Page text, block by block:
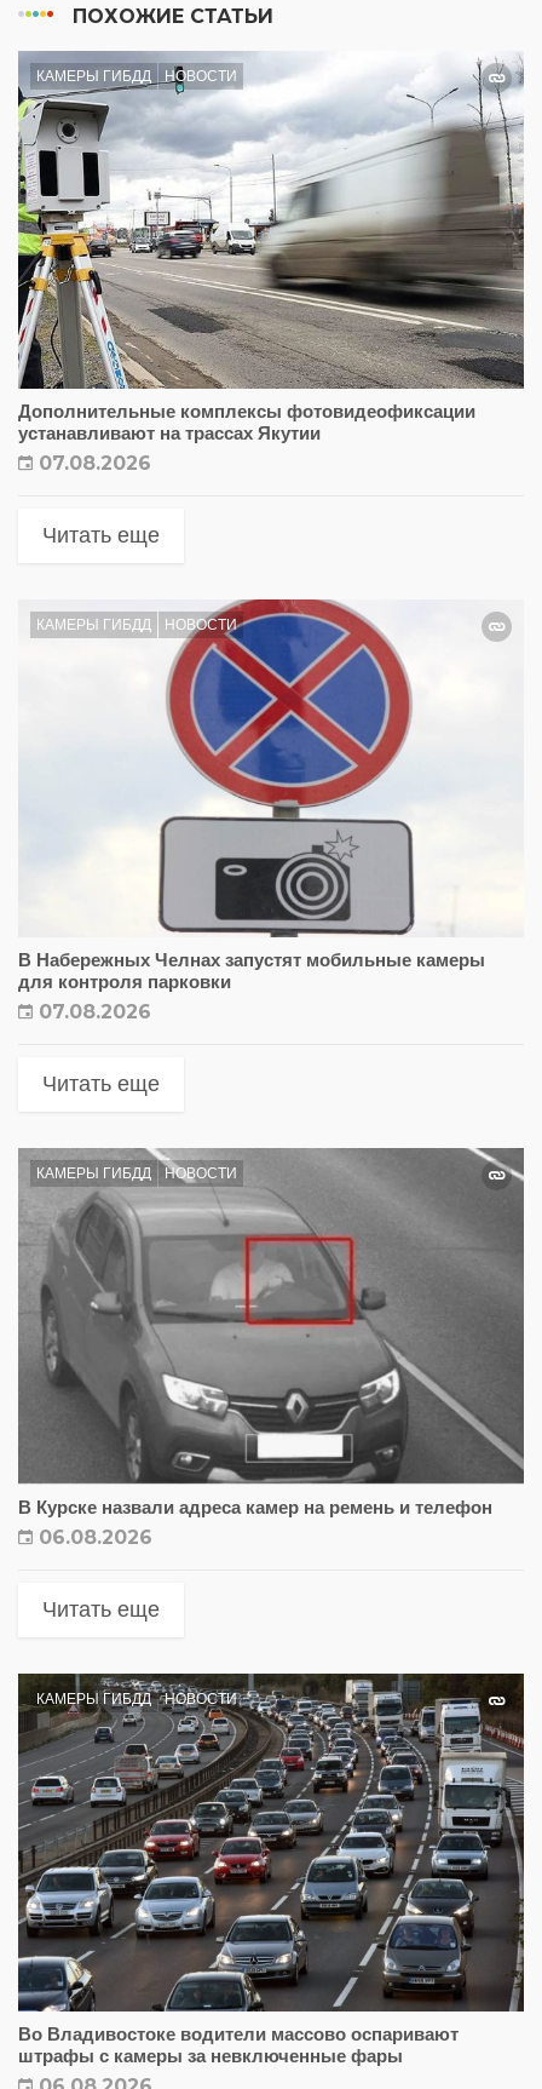
ПОХОЖИЕ СТАТЬИ
КАМЕРЫ ГИБДД НОВОСТИ
Дополнительные комплексы фотовидеофиксации
устанавливают на трассах Якутии
07.08.2026
Читать еще
КАМЕРЫ ГИБДД НОВОСТИ
В Набережных Челнах запустят мобильные камеры
для контроля парковки
07.08.2026
Читать еще
КАМЕРЫ ГИБДД НОВОСТИ
В Курске назвали адреса камер на ремень и телефон
06.08.2026
Читать еще
КАМЕРЫ ГИБДД НОВОСТИ
Во Владивостоке водители массово оспаривают
штрафы с камеры за невключенные фары